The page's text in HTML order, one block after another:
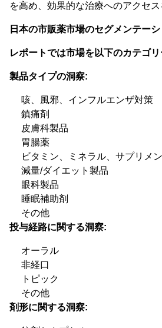
を高め、効果的な治療へのアクセス
日本の市販薬市場のセグメンテーシ
レポートでは市場を以下のカテゴリ
製品タイプの洞察:
咳、風邪、インフルエンザ対策
鎮痛剤
皮膚科製品
胃腸薬
ビタミン、ミネラル、サプリメ
減量/ダイエット製品
眼科製品
睡眠補助剤
その他
投与経路に関する洞察:
オーラル
非経口
トピック
その他
剤形に関する洞察: